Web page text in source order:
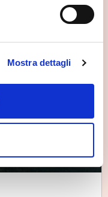
Mostra dettagli